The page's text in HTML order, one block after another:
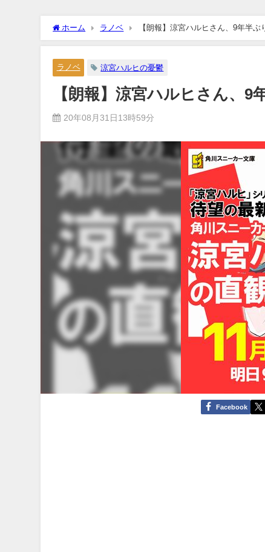
ホーム ラノベ 【朗報】涼宮ハルヒさん、9年半ぶ
ラノベ 涼宮ハルヒの憂鬱
【朗報】涼宮ハルヒさん、9
20年08月31日13時59分
Facebook